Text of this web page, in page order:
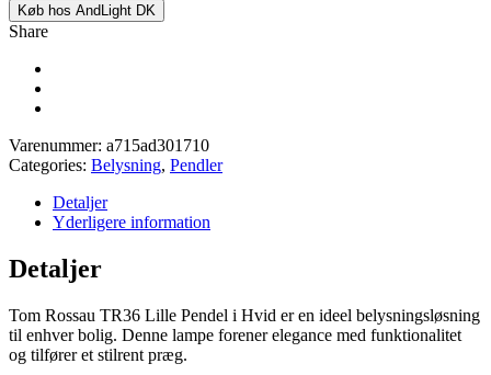
Køb hos AndLight DK
Share
Varenummer: a715ad301710
Categories: Belysning, Pendler
Detaljer
Yderligere information
Detaljer
Tom Rossau TR36 Lille Pendel i Hvid er en ideel belysningsløsning
til enhver bolig. Denne lampe forener elegance med funktionalitet
og tilfører et stilrent præg.